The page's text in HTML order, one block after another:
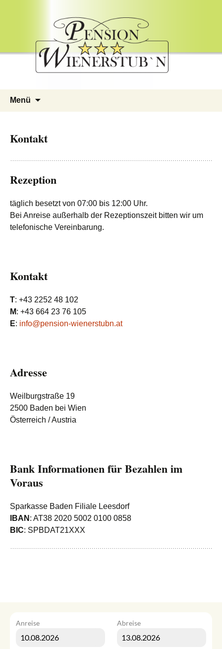
Menü
Kontakt
Rezeption
täglich besetzt von 07:00 bis 12:00 Uhr.
Bei Anreise außerhalb der Rezeptionszeit bitten wir um
telefonische Vereinbarung.
Kontakt
T: +43 2252 48 102
M: +43 664 23 76 105
E: info@pension-wienerstubn.at
Adresse
Weilburgstraße 19
2500 Baden bei Wien
Österreich / Austria
Bank Informationen für Bezahlen im
Voraus
Sparkasse Baden Filiale Leesdorf
IBAN : AT38 2020 5002 0100 0858
BIC: SPBDAT21XXX
Anreise Abreise